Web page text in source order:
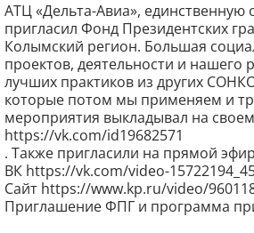
АТЦ «Дельта-Авиа»,
пригласил Фонд Президентских
Колымский регион. Большая
проектов, деятельности и
лучших практиков из других
которые потом мы применяем и
мероприятия выкладывал на
https://vk.com/id19682571
. Также пригласили на прямой
ВК https://vk.com/video-
Сайт https://www.kp.ru/video/
Приглашение ФПГ и программа